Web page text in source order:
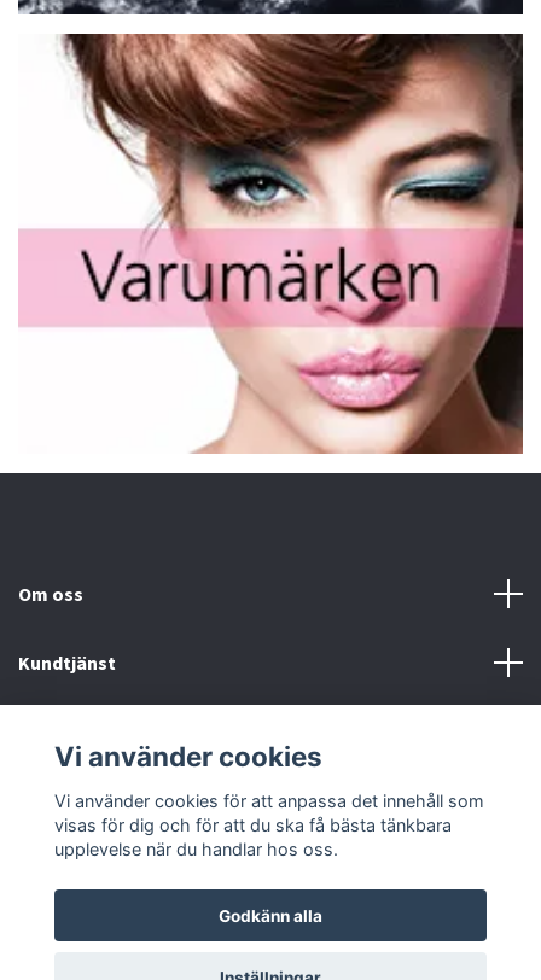
Om oss
Kundtjänst
Sociala medier
© 2026 Onstyle
Vi använder cookies
Vi använder cookies för att anpassa det innehåll som
visas för dig och för att du ska få bästa tänkbara
upplevelse när du handlar hos oss.
Godkänn alla